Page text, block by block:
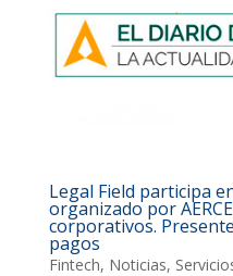
Legal Field participa
organizado por
corporativos.
pagos
Fintech, Noticias,